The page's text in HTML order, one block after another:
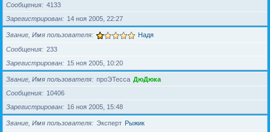
Сообщения
4133
Зарегистрирован
14 ноя 2005, 22:27
Звание, Имя пользователя Надя
Сообщения
233
Зарегистрирован
15 ноя 2005, 10:20
Звание, Имя пользователя проЭТесса ДюДюка
Сообщения
10406
Зарегистрирован
16 ноя 2005, 15:48
Звание, Имя пользователя Эксперт Рыжик